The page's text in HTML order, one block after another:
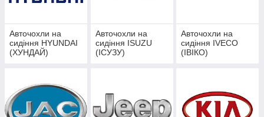
Авточохли на
сидіння HYUNDAI
(ХУНДАЙ)
Авточохли на
сидіння ISUZU
(ІСУЗУ)
Авточохли на
сидіння IVECO
(ІВІКО)